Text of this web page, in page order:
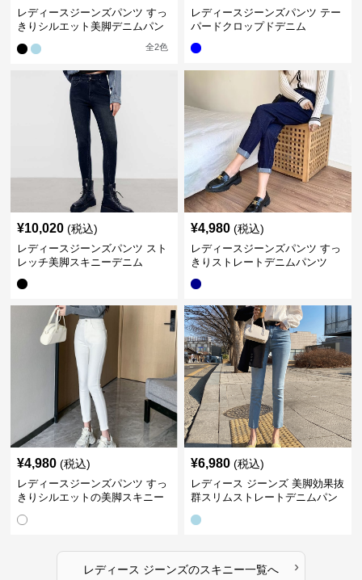
レディースジーンズパンツ すっ
きりシルエット美脚デニムパン
全2色
レディースジーンズパンツ テー
パードクロップドデニム
¥10,020 (税込)
レディースジーンズパンツ スト
レッチ美脚スキニーデニム
¥4,980 (税込)
レディースジーンズパンツ すっ
きりストレートデニムパンツ
¥4,980 (税込)
レディースジーンズパンツ すっ
きりシルエットの美脚スキニー
¥6,980 (税込)
レディース ジーンズ 美脚効果抜
群スリムストレートデニムパン
レディース ジーンズのスキニー一覧へ ›